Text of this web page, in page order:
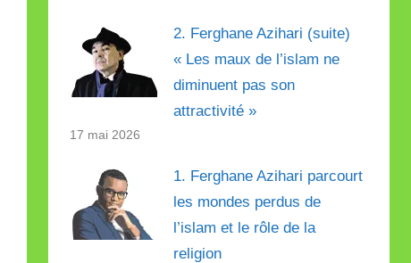
2. Ferghane Azihari (suite)
« Les maux de l’islam ne
diminuent pas son
attractivité »
17 mai 2026
1. Ferghane Azihari parcourt
les mondes perdus de
l’islam et le rôle de la
religion